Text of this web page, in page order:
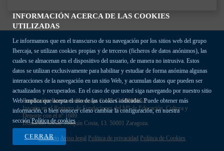
INFORMACIÓN ACERCA DE LAS COOKIES
UTILIZADAS
Le informamos que en el transcurso de su navegación por los sitios web del grupo
Ibercaja, se utilizan cookies propias y de terceros (ficheros de datos anónimos), las
cuales se almacenan en el dispositivo del usuario, de manera no intrusiva. Estos
datos se utilizan exclusivamente para habilitar y estudiar de forma anónima algunas
interacciones de la navegación en un sitio Web, y acumulan datos que pueden ser
actualizados y recuperados. En el caso de que usted siga navegando por nuestro sitio
Web implica que acepta el uso de las cookies indicadas. Puede obtener más
información, o bien conocer cómo cambiar la configuración, en nuestra
secciónPolítica de cookies
CERRAR
Fundación Bancaria Ibercaja C.I.F. G-50000652.
Inscrita en el Registro de Fundaciones del Mº de Educación, Cultura y
Deporte con el nº 1689.
Domicilio social: Joaquín Costa, 13. 50001 Zaragoza.
ContactoAviso legal Política de privacidad Política de Cookies